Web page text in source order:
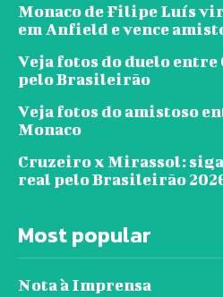
Monaco de Filipe Luís
em Anfield e vence
Veja fotos do duelo
pelo Brasileirão
Veja fotos do amistoso
Monaco
Cruzeiro x Mirassol:
real pelo Brasileirão
Most popular
Nota à Imprensa